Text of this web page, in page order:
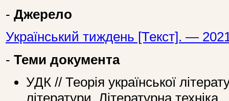
- Джерело
Український тиждень [Текст]. —
- Теми документа
УДК // Теорія української
літератури. Літературна техніка